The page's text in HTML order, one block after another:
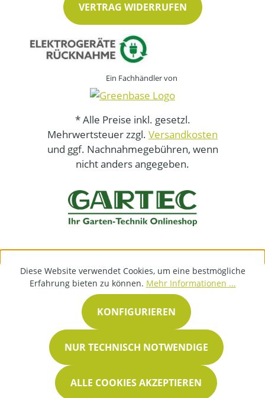
VERTRAG WIDERRUFEN
Ein Fachhändler von
* Alle Preise inkl. gesetzl.
Mehrwertsteuer zzgl. Versandkosten
und ggf. Nachnahmegebühren, wenn
nicht anders angegeben.
Diese Website verwendet Cookies, um eine bestmögliche
Erfahrung bieten zu können. Mehr Informationen ...
NUR TECHNISCH NOTWENDIGE
KONFIGURIEREN
ALLE COOKIES AKZEPTIEREN